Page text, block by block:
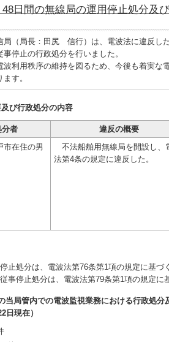
48日間の無線局の運用停止処分及
（局長：田尻 信行）は、電波法に違反し
停止の行政処分を行いました。
利用秩序の維持を図るため、今後も着実な
す。
び行政処分の内容
分者 違反の概要
在住の男
不法船舶用無線局を開設し、
法第4条の規定に違反した。
止処分は、電波法第76条第1項の規定に基づ
事停止処分は、電波法第79条第1項の規定に
当局管内での電波監視業務における行政処分
日現在）